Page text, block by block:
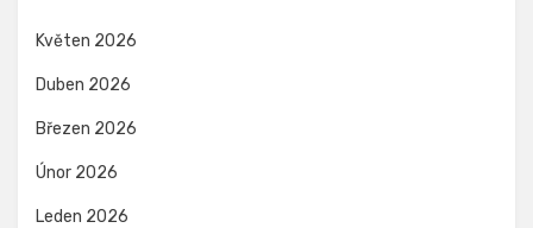
Květen 2026
Duben 2026
Březen 2026
Únor 2026
Leden 2026